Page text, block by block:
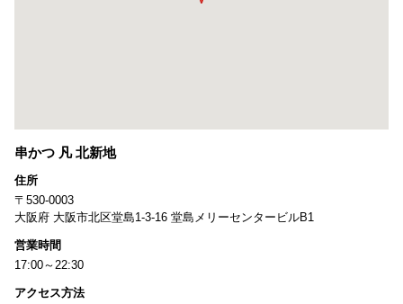
串かつ 凡 北新地
住所
〒530-0003
大阪府 大阪市北区堂島1-3-16 堂島メリーセンタービルB1
営業時間
17:00～22:30
アクセス方法